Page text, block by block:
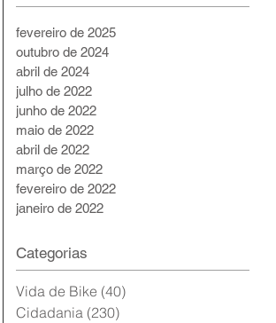
fevereiro de 2025
outubro de 2024
abril de 2024
julho de 2022
junho de 2022
maio de 2022
abril de 2022
março de 2022
fevereiro de 2022
janeiro de 2022
Categorias
Vida de Bike (40)
Cidadania (230)